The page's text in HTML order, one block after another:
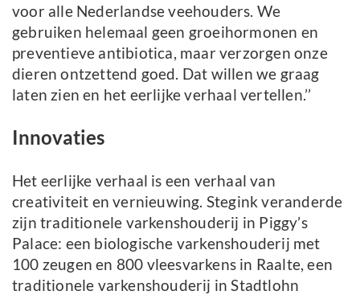
voor alle Nederlandse veehouders. We
gebruiken helemaal geen groeihormonen en
preventieve antibiotica, maar verzorgen onze
dieren ontzettend goed. Dat willen we graag
laten zien en het eerlijke verhaal vertellen.’’
Innovaties
Het eerlijke verhaal is een verhaal van
creativiteit en vernieuwing. Stegink veranderde
zijn traditionele varkenshouderij in Piggy’s
Palace: een biologische varkenshouderij met
100 zeugen en 800 vleesvarkens in Raalte, een
traditionele varkenshouderij in Stadtlohn